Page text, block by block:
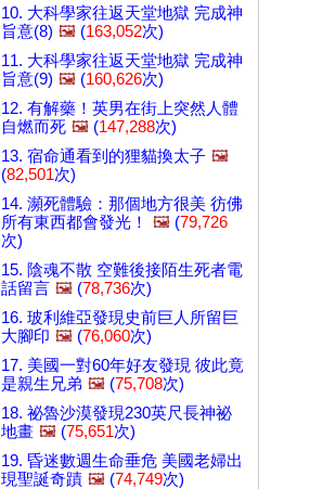
10. 大科學家往返天堂地獄 完成神
旨意(8) 🖼️ (163,052次)
11. 大科學家往返天堂地獄 完成神
旨意(9) 🖼️ (160,626次)
12. 有解藥！英男在街上突然人體
自燃而死 🖼️ (147,288次)
13. 宿命通看到的狸貓換太子 🖼️
(82,501次)
14. 瀕死體驗：那個地方很美 彷佛
所有東西都會發光！
🖼️ (79,726
次)
15. 陰魂不散 空難後接陌生死者電
話留言 🖼️ (78,736次)
16. 玻利維亞發現史前巨人所留巨
大腳印 🖼️ (76,060次)
17. 美國一對60年好友發現 彼此竟
是親生兄弟 🖼️ (75,708次)
18. 祕魯沙漠發現230英尺長神祕
地畫 🖼️ (75,651次)
19. 昏迷數週生命垂危 美國老婦出
現聖誕奇蹟 🖼️ (74,749次)